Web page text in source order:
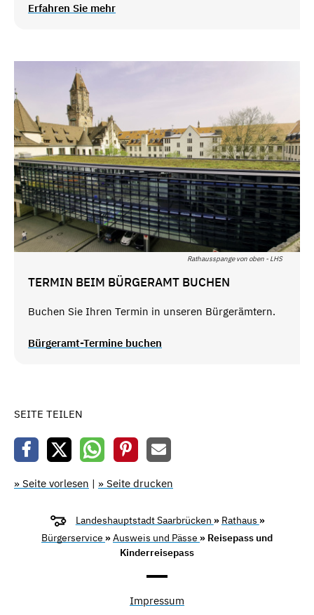
Erfahren Sie mehr
Rathausspange von oben - LHS
TERMIN BEIM BÜRGERAMT BUCHEN
Buchen Sie Ihren Termin in unseren Bürgerämtern.
Bürgeramt-Termine buchen
SEITE TEILEN
» Seite vorlesen | » Seite drucken
Landeshauptstadt Saarbrücken » Rathaus »
Bürgerservice »Ausweis und Pässe » Reisepass und
Kinderreisepass
Impressum